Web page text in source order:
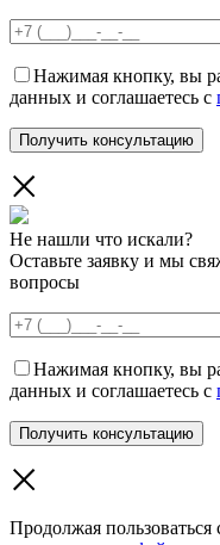
Нажимая кнопку, вы
данных и соглашаетесь с
Не нашли что искали?
Оставьте заявку и мы
вопросы
Нажимая кнопку, вы
данных и соглашаетесь с
Продолжая пользоваться